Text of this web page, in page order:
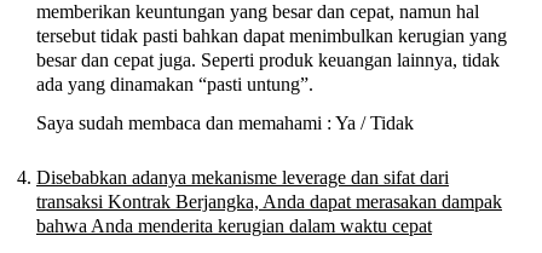
memberikan keuntungan yang besar dan cepat, namun hal
tersebut tidak pasti bahkan dapat menimbulkan kerugian yang
besar dan cepat juga. Seperti produk keuangan lainnya, tidak
ada yang dinamakan “pasti untung”.
Saya sudah membaca dan memahami : Ya / Tidak
Disebabkan adanya mekanisme leverage dan sifat dari
transaksi Kontrak Berjangka, Anda dapat merasakan dampak
bahwa Anda menderita kerugian dalam waktu cepat